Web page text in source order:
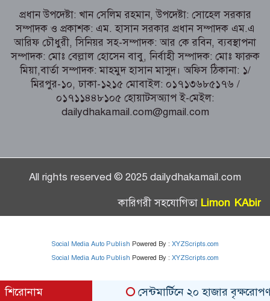
সৎ, ন্যায়নিষ্ঠ, সাহসী ও মানবিক ইউএনও
সাবরিনা শারমিন: কর্মদক্ষতায় মানুষের হৃদয়ে
অনন্য এক নাম
নরসিংদীর শিবপুরে তিনটি গরুকে বিষ খাইয়ে
হত্যা
প্রধান উপদেষ্টা: খান সেলিম রহমান, উপদেষ্টা: সোহেল সরকার
সম্পাদক ও প্রকাশক: এম. হাসান সরকার প্রধান সম্পাদক এম.এ
আরিফ চৌধুরী, সিনিয়র সহ-সম্পাদক: আর কে রবিন, ব্যবস্থাপনা
সম্পাদক: মোঃ বেল্লাল হোসেন বাবু, নির্বাহী সম্পাদক: মোঃ ফারুক
মিয়া,বার্তা সম্পাদক: মাহমুদ হাসান মাসুদ। অফিস ঠিকানা: ১/
মিরপুর-১০, ঢাকা-১২১৫ মোবাইল: ০১৭১৩৬৮৫১৭৬ /
০১৭১১৪৪৮১০৫ হোয়াটসঅ্যাপ ই-মেইল:
dailydhakamail.com@gmail.com
শিরোনাম সেন্টমার্টিনে ২০ হাজার বৃক্ষরোপণ
All rights reserved © 2025 dailydhakamail.com
কারিগরী সহযোগিতা Limon KAbir
Social Media Auto Publish Powered By : XYZScripts.com
Social Media Auto Publish Powered By : XYZScripts.com